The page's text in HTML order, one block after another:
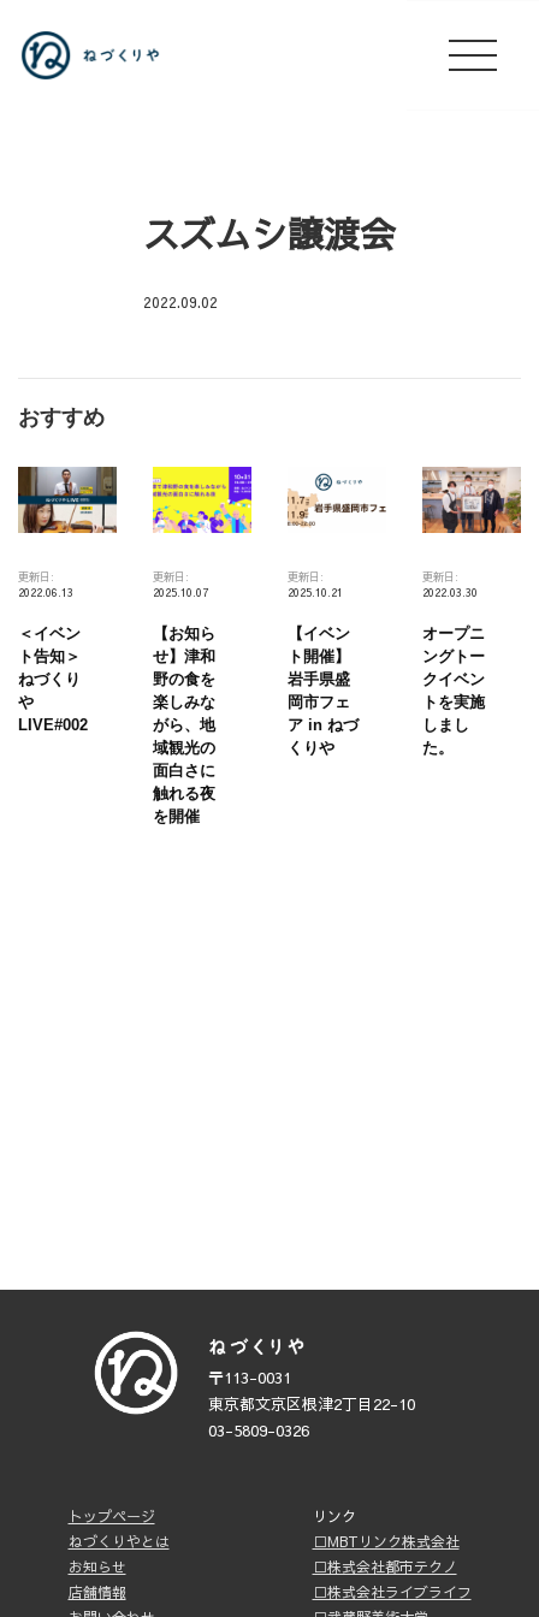
スズムシ譲渡会
2022.09.02
休
日
おすすめ
更新日:
2022.06.13
＜イベン
ト告知＞
ねづくり
や
LIVE#002
更新日:
2025.10.07
【お知ら
せ】津和
野の食を
楽しみな
がら、地
域観光の
面白さに
触れる夜
を開催
更新日:
2025.10.21
【イベン
ト開催】
岩手県盛
岡市フェ
ア in ねづ
くりや
更新日:
2022.03.30
オープニ
ングトー
クイベン
トを実施
しまし
た。
〒113-0031
東京都文京区根津2丁目22-10
03-5809-0326
トップページ
ねづくりやとは
お知らせ
店舗情報
リンク
□MBTリンク株式会社
□株式会社都市テクノ
□株式会社ライブライフ